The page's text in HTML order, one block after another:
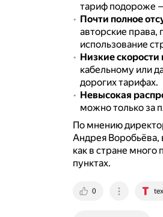
тариф подороже
Почти полное
авторские права,
использование
Низкие
кабельному или
дорогих тарифах.
Невысокая
можно только за
По мнению
Андрея Воробьёва,
как в стране много
пунктах.
0